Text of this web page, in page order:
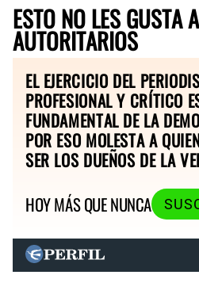
ESTO NO LES GUSTA
AUTORITARIOS
EL EJERCICIO DEL
PROFESIONAL Y CRÍTICO
FUNDAMENTAL DE LA
POR ESO MOLESTA A
SER LOS DUEÑOS DE LA
HOY MÁS QUE NUNCA